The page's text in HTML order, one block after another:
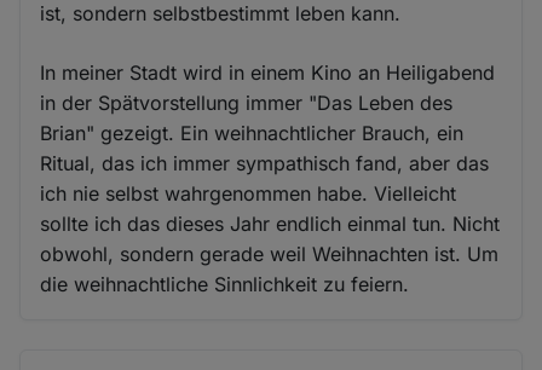
ist, sondern selbstbestimmt leben kann.
In meiner Stadt wird in einem Kino an Heiligabend
in der Spätvorstellung immer "Das Leben des
Brian" gezeigt. Ein weihnachtlicher Brauch, ein
Ritual, das ich immer sympathisch fand, aber das
ich nie selbst wahrgenommen habe. Vielleicht
sollte ich das dieses Jahr endlich einmal tun. Nicht
obwohl, sondern gerade weil Weihnachten ist. Um
die weihnachtliche Sinnlichkeit zu feiern.